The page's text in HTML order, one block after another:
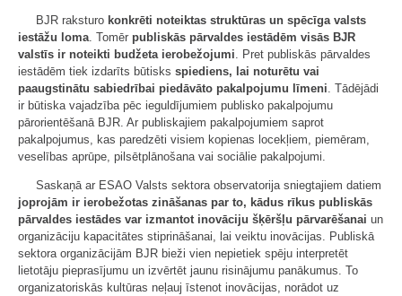
BJR raksturo konkrēti noteiktas struktūras un spēcīga valsts
iestāžu loma. Tomēr publiskās pārvaldes iestādēm visās BJR
valstīs ir noteikti budžeta ierobežojumi. Pret publiskās pārvaldes
iestādēm tiek izdarīts būtisks spiediens, lai noturētu vai
paaugstinātu sabiedrībai piedāvāto pakalpojumu līmeni. Tādējādi
ir būtiska vajadzība pēc ieguldījumiem publisko pakalpojumu
pārorientēšanā BJR. Ar publiskajiem pakalpojumiem saprot
pakalpojumus, kas paredzēti visiem kopienas locekļiem, piemēram,
veselības aprūpe, pilsētplānošana vai sociālie pakalpojumi.
Saskaņā ar ESAO Valsts sektora observatorija sniegtajiem datiem
joprojām ir ierobežotas zināšanas par to, kādus rīkus publiskās
pārvaldes iestādes var izmantot inovāciju šķēršļu pārvarēšanai un
organizāciju kapacitātes stiprināšanai, lai veiktu inovācijas. Publiskā
sektora organizācijām BJR bieži vien nepietiek spēju interpretēt
lietotāju pieprasījumu un izvērtēt jaunu risinājumu panākumus. To
organizatoriskās kultūras neļauj īstenot inovācijas, norādot uz